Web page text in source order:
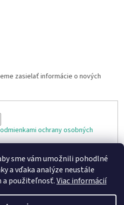
sme vám umožnili pohodlné
a vďaka analýze neustále
a použiteľnosť.Viac informácií
zasielať informácie o nových
ochrany osobných